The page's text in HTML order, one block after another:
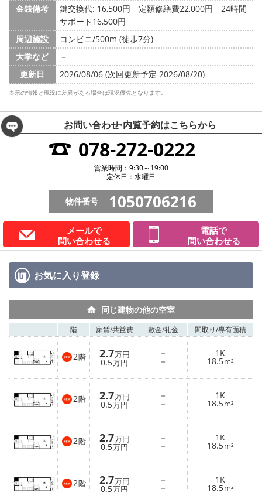
金銭備考
鍵交換代: 16,500円
定額修繕費22,000円 24時間
サポート16,500円
周辺施設
コンビニ/500m (徒歩7分)
大学など
－
更新日
2026/08/06 (次回更新予定 2026/08/20)
表示の情報と現況に差異がある場合は現況優先となります。
お問い合わせ·内覧予約はこちらから
078-272-0222
営業時間：9:30～19:00
定休日：水曜日
物件番号 1050706216
メールで
問い合わせる
電話で
問い合わせる
お気に入り登録
同じ建物の他の空室
階 家賃/共益費 敷金/礼金 間取り/専有面積
2階 2.7万円
0.5万円
－
－
1K
18.5m²
2階 2.7万円
0.5万円
－
－
1K
18.5m²
2階 2.7万円
0.5万円
－
－
1K
18.5m²
2階 2.7万円
0.5万円
－
－
1K
18.5m²